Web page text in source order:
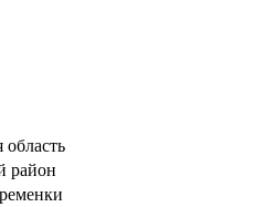
область
район